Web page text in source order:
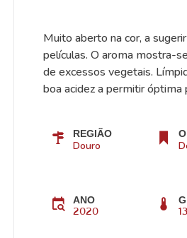
Muito aberto na cor, a
películas. O aroma mostra-
de excessos vegetais.
boa acidez a permitir óptima
REGIÃO
Douro
ANO
2020 13